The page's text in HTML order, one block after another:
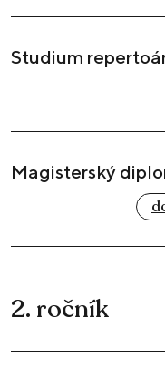
Studium
Magisterský
2. ročník